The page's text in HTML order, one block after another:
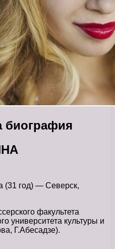
биография
(31 год) — Северск,
факультета
университета культуры и
Г.Абесадзе).